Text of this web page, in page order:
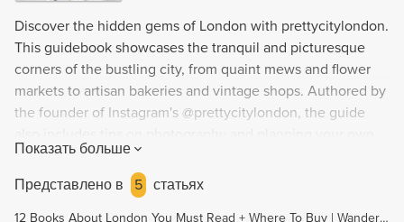
Discover the hidden gems of London with prettycitylondon.
This guidebook showcases the tranquil and picturesque
corners of the bustling city, from quaint mews and flower
markets to artisan bakeries and vintage shops. Authored by
the founder of Instagram's @prettycitylondon, the guide
escape.
Показать больше
Представлено в
5 статьях
12 Books About London You Must Read + Where To Buy | Wanderers of the World